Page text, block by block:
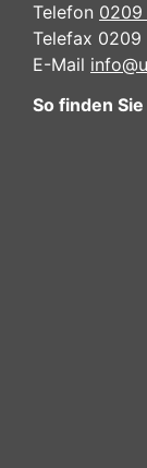
Telefon 0209
Telefax
E-Mail
So finden